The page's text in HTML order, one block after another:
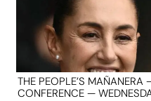
THE PEOPLE’S MAÑANERA
CONFERENCE —